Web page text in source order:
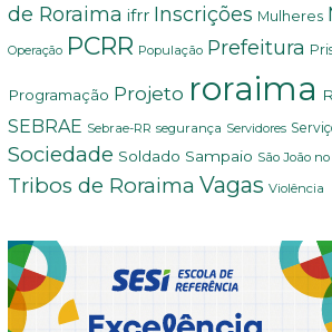
de Roraima ifrr Inscrições Mulheres
Operação PCRR População Prefeitura
Programação Projeto roraima
SEBRAE Sebrae-RR segurança Servidores
Sociedade Soldado Sampaio São João
Tribos de Roraima Vagas Violência